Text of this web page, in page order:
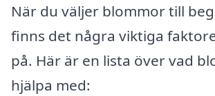
När du väljer blommor till
finns det några viktiga
på. Här är en lista över vad
hjälpa med: